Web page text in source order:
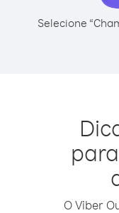
Selecione
O Viber